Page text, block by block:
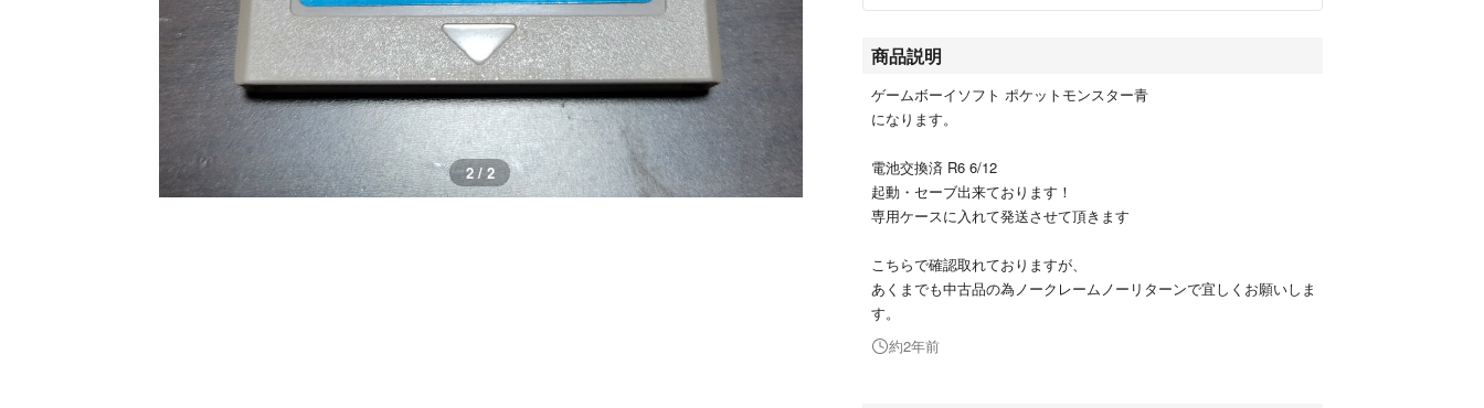
1 / 2
商品説明
ゲームボーイソフト ポケットモンスター青
になります。
電池交換済 R6 6/12
起動・セーブ出来ております！
専用ケースに入れて発送させて頂きます
こちらで確認取れておりますが、
あくまでも中古品の為ノークレームノーリターンで宜しくお願いしま
す。
約2年前